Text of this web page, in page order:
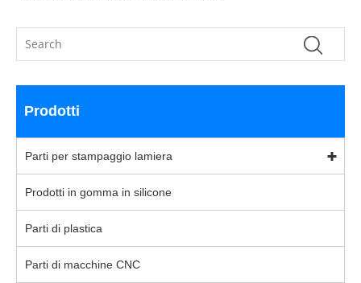
Prodotti
Parti per stampaggio lamiera
Prodotti in gomma in silicone
Parti di plastica
Parti di macchine CNC